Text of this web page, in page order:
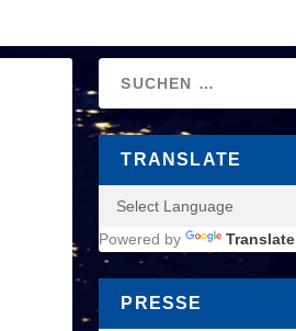
TRANSLATE
Powered by Translate
PRESSE